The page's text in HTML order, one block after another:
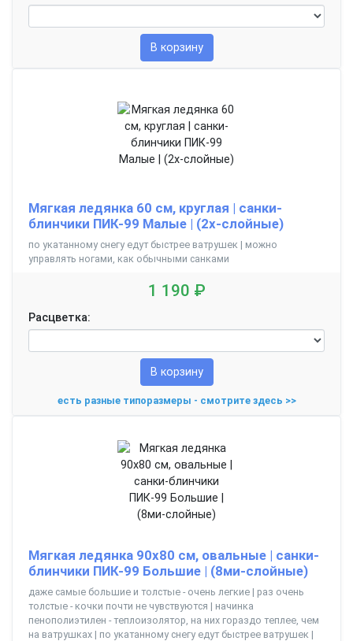
В корзину
Мягкая ледянка 60 см, круглая | санки-
блинчики ПИК-99 Малые | (2х-слойные)
по укатанному снегу едут быстрее ватрушек | можно
управлять ногами, как обычными санками
1 190 ₽
Расцветка:
В корзину
есть разные типоразмеры - смотрите здесь >>
Мягкая ледянка 90х80 см, овальные | санки-
блинчики ПИК-99 Большие | (8ми-слойные)
даже самые большие и толстые - очень легкие | раз очень
толстые - кочки почти не чувствуются | начинка
пенополиэтилен - теплоизолятор, на них гораздо теплее, чем
на ватрушках | по укатанному снегу едут быстрее ватрушек |